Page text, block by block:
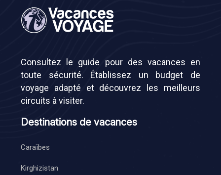
Consultez le guide pour des vacances en
toute sécurité. Établissez un budget de
voyage adapté et découvrez les meilleurs
circuits à visiter.
Destinations de vacances
Caraïbes
Kirghizistan